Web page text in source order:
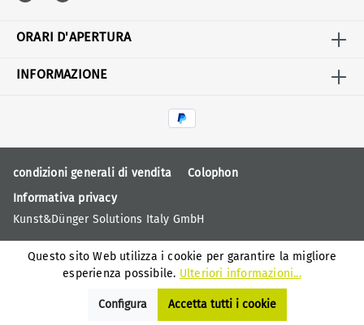
ORARI D'APERTURA
INFORMAZIONE
condizioni generali di vendita
Colophon
Informativa privacy
Kunst&Dünger Solutions Italy GmbH
Questo sito Web utilizza i cookie per garantire la migliore
esperienza possibile. Ulteriori informazioni...
Configura Accetta tutti i cookie